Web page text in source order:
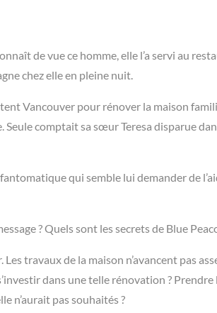
de vue ce homme, elle l’a servi au
chez elle en pleine nuit.
Vancouver pour rénover la maison
comptait sa sœur Teresa disparue
qui semble lui demander de
? Quels sont les secrets de Blue
travaux de la maison n’avancent pas
dans une telle rénovation ? Prendre
n’aurait pas souhaités ?